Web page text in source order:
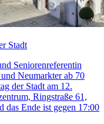
Stadt
Seniorenreferentin
Neumarkter ab 70
der Stadt am 12.
Ringstraße 61,
das Ende ist gegen 17:00